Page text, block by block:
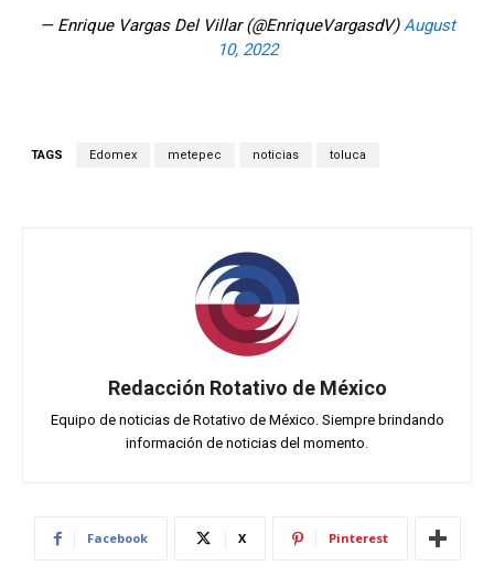
— Enrique Vargas Del Villar (@EnriqueVargasdV)August
10, 2022
TAGS Edomex metepec noticias toluca
Redacción Rotativo de México
Equipo de noticias de Rotativo de México. Siempre brindando
información de noticias del momento.
Facebook X Pinterest